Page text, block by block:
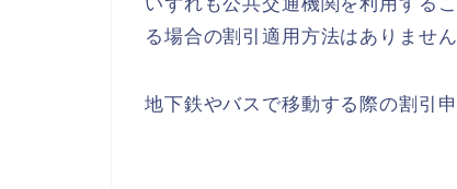
る場合の割引適用方法はありません
地下鉄やバスで移動する際の割引